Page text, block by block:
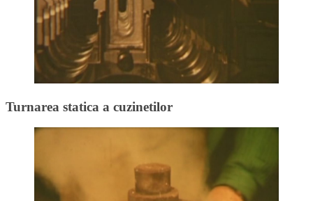
Turnarea statica a cuzinetilor